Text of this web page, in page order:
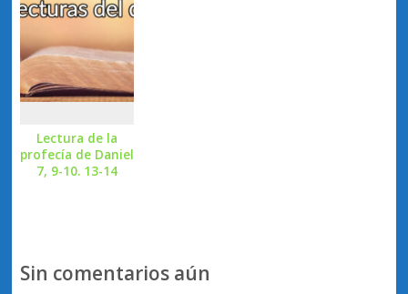
Lectura de la
profecía de Daniel
7, 9-10. 13-14
Sin comentarios aún